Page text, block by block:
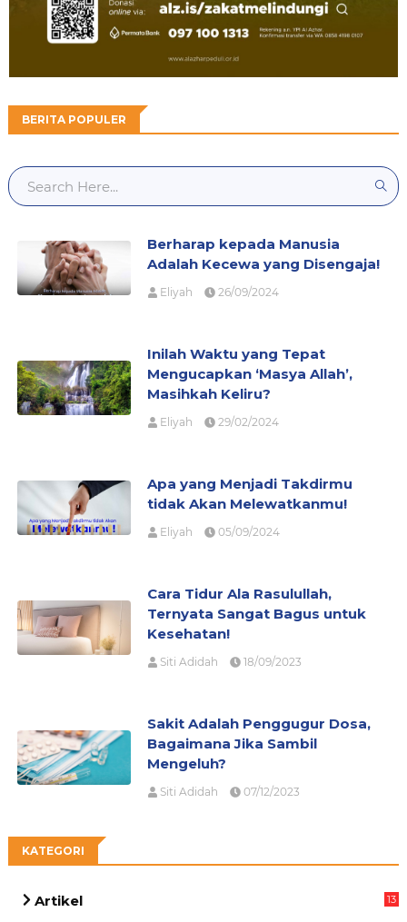
BERITA POPULER
Berharap kepada Manusia
Adalah Kecewa yang Disengaja!
Eliyah 26/09/2024
Inilah Waktu yang Tepat
Mengucapkan ‘Masya Allah’,
Masihkah Keliru?
Eliyah 29/02/2024
Apa yang Menjadi Takdirmu
tidak Akan Melewatkanmu!
Eliyah 05/09/2024
Cara Tidur Ala Rasulullah,
Ternyata Sangat Bagus untuk
Kesehatan!
Siti Adidah 18/09/2023
Sakit Adalah Penggugur Dosa,
Bagaimana Jika Sambil
Mengeluh?
Siti Adidah 07/12/2023
KATEGORI
Artikel
13